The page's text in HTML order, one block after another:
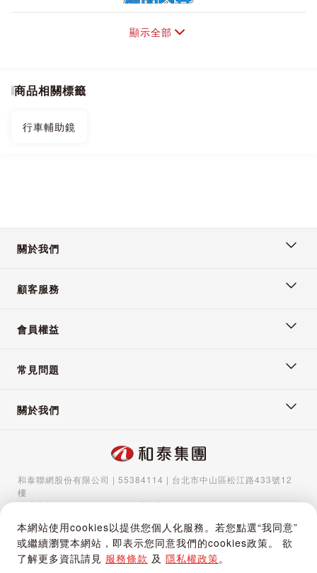
本網站使用cookies以提供您個人化服務。若您點選“我同意”
或繼續瀏覽本網站，即表示您同意我們的cookies政策。 欲
了解更多資訊請見 服務條款 及 隱私權政策。
顯示全部
商品相關標籤
行車輔助鏡
關於我們
顧客服務
會員權益
常見問題
關於我們
和泰聯網股份有限公司 | 55384114 | 台北市中山區松江路433號12
樓
服務專線：02-5570-1788| 聯絡信箱：gocs@hotaigo.com.tw| 服
Copyright © 2024 Hotai Connected Co.,Ltd | Powered by Hotai
Motor Corporation